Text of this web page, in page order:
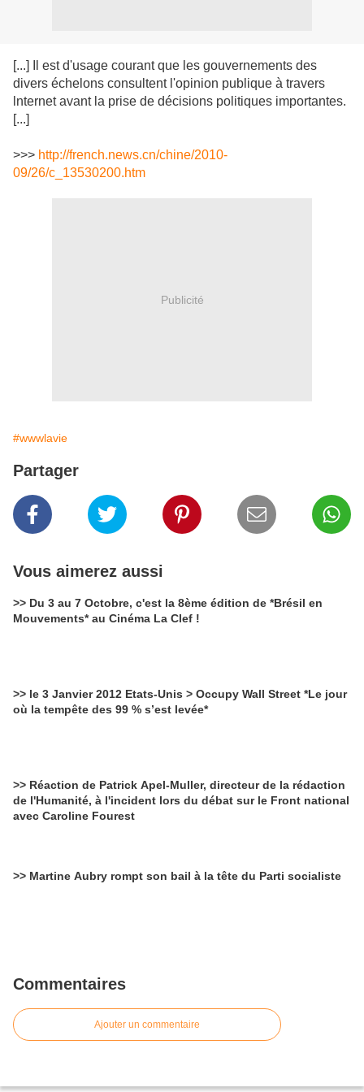
[...] Il est d'usage courant que les gouvernements des
divers échelons consultent l'opinion publique à travers
lnternet avant la prise de décisions politiques importantes.
[...]
>>> http://french.news.cn/chine/2010-
09/26/c_13530200.htm
Publicité
#wwwlavie
Partager
Vous aimerez aussi
>> Du 3 au 7 Octobre, c'est la 8ème édition de *Brésil en
Mouvements* au Cinéma La Clef !
>> le 3 Janvier 2012 Etats-Unis > Occupy Wall Street *Le jour
où la tempête des 99 % s’est levée*
>> Réaction de Patrick Apel-Muller, directeur de la rédaction
de l'Humanité, à l'incident lors du débat sur le Front national
avec Caroline Fourest
>> Martine Aubry rompt son bail à la tête du Parti socialiste
Commentaires
Ajouter un commentaire